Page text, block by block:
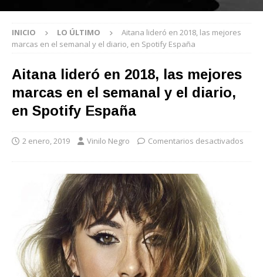
INICIO LO ÚLTIMO
Aitana lideró en 2018, las mejores
marcas en el semanal y el diario, en Spotify España
Aitana lideró en 2018, las mejores
marcas en el semanal y el diario,
en Spotify España
2 enero, 2019 Vinilo Negro Comentarios desactivados